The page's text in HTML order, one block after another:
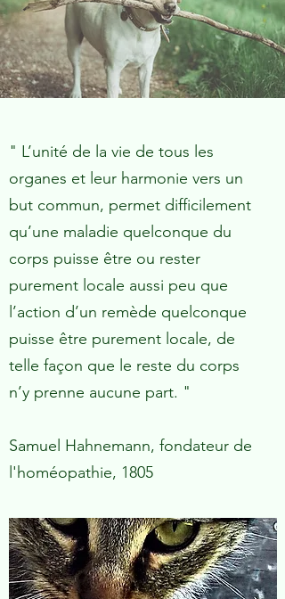
" L’unité de la vie de tous les
organes et leur harmonie vers un
but commun, permet difficilement
qu’une maladie quelconque du
corps puisse être ou rester
purement locale aussi peu que
l’action d’un remède quelconque
puisse être purement locale, de
telle façon que le reste du corps
n’y prenne aucune part. "
Samuel Hahnemann, fondateur de
l'homéopathie, 1805